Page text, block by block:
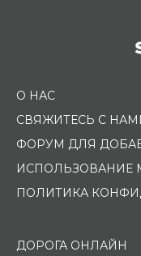
О НАС
СВЯЖИТЕСЬ С
ФОРУМ ДЛЯ
ИСПОЛЬЗОВАНИЕ
ПОЛИТИКА
ДОРОГА ОНЛАЙН